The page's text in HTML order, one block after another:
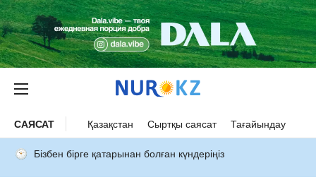
САЯСАТ Қазақстан Сыртқы саясат Тағайындау
Бізбен бірге қатарынан болған күндеріңіз